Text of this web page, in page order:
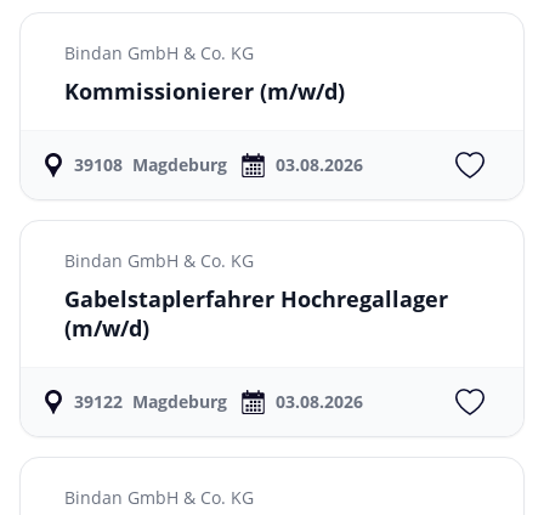
Bindan GmbH & Co. KG
Kommissionierer (m/w/d)
39108 Magdeburg 03.08.2026
Bindan GmbH & Co. KG
Gabelstaplerfahrer Hochregallager
(m/w/d)
39122 Magdeburg 03.08.2026
Bindan GmbH & Co. KG